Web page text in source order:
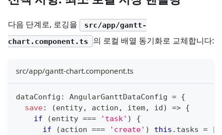
다음 단계로, 로깅을
src/app/gantt-
chart.component.ts
의 로컬 배열 동기화로 교체합니다:
src/app/gantt-chart.component.ts
dataConfig : AngularGanttDataConfig = {
save: (entity, action , item, id) => {
if
(entity === 'task' )
{
if
(action === 'create' ) this . tasks = [